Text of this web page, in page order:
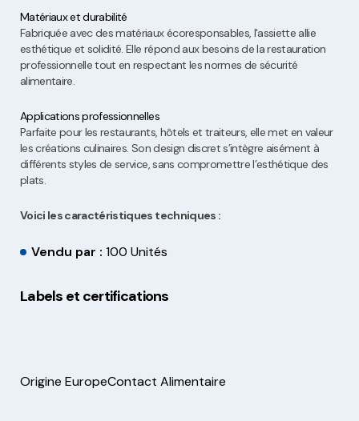
Matériaux et durabilité
Fabriquée avec des matériaux écoresponsables, l'assiette allie
esthétique et solidité. Elle répond aux besoins de la restauration
professionnelle tout en respectant les normes de sécurité
alimentaire.
Applications professionnelles
Parfaite pour les restaurants, hôtels et traiteurs, elle met en valeur
les créations culinaires. Son design discret s’intègre aisément à
différents styles de service, sans compromettre l’esthétique des
plats.
Voici les caractéristiques techniques :
Vendu par : 100 Unités
Labels et certifications
Origine EuropeContact Alimentaire